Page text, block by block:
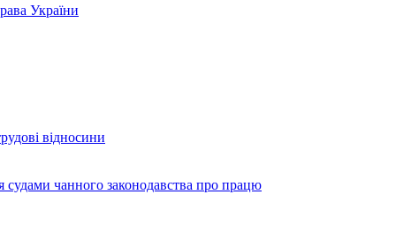
України
відносини
судами чанного законодавства про працю